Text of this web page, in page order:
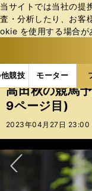
当サイトでは当社の提
査・分析したり、お客
okie を使⽤する場合が
競技 モーター
b
ス
ポ
ル
バ
フォトギャラ
高田秋の競馬
9ページ目)
2023年04月27日 23:00